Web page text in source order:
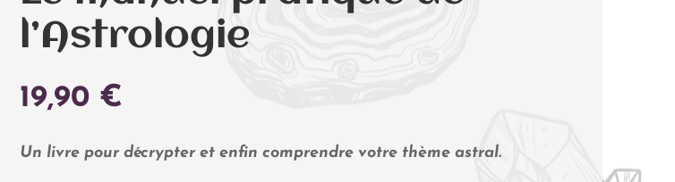
l’Astrologie
19,90 €
Un livre pour décrypter et enfin comprendre votre thème astral.